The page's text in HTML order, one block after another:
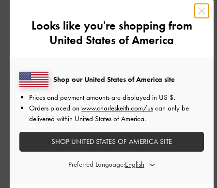
もっと見る
このレビューは役に立ちましたか？
ご利用者様
Looks like you're shopping from
United States of America
Shop our United States of America site
Prices and payment amounts are displayed in US $.
Orders placed on www.charleskeith.com/us can only be
delivered within United States of America.
SHOP UNITED STATES OF AMERICA SITE
Preferred Language: